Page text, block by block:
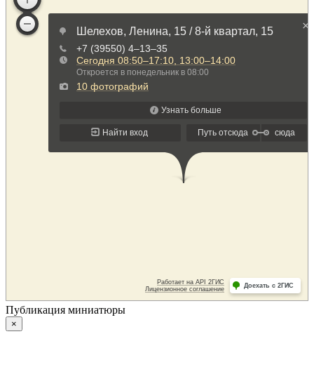
Публикация миниатюры
×